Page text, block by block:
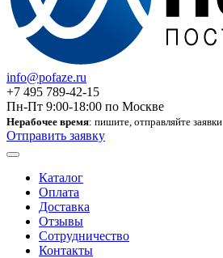
info@pofaze.ru
+7 495 789-42-15
Пн-Пт 9:00-18:00 по Москве
Нерабочее время: пишите, отправляйте заявки
Отправить заявку
Каталог
Оплата
Доставка
Отзывы
Сотрудничество
Контакты